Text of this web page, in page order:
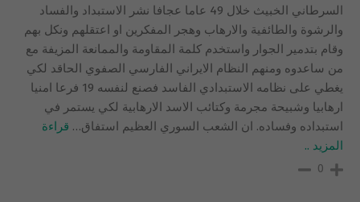
السرطاني الخبيث خلال 49 عاما عجافا نشر الاستبداد والفساد
والرشوة والطائفية والارهاب وهجر المفكرين او اعتقلهم ونكل بهم
وقام بتدمير الجوار واستخدم كلمة المقاومة والممانعة المزيفة مع
من ساعدوه ومنهم النظام الايراني الفارسي الصفوي الحاقد لكي
يغطي على نظامه الاستبدادي الفاسد فصنع لنفسه 19 فرعا امنيا
ارهابيا وشبيحة مجرمة وكتائب الاسد الارهابية لكي يستمر في
استبداده وفساده. ان الشعب السوري العظيم استفاق… قراءة
المزيد ..
0